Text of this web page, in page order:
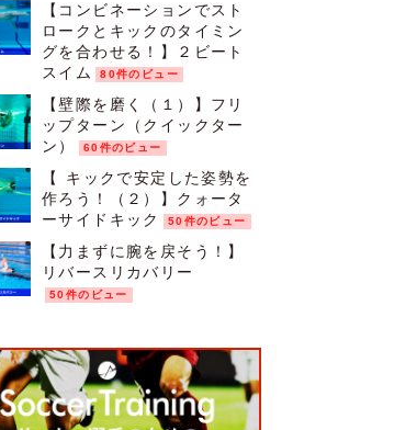
【コンビネーションでスト
ロークとキックのタイミン
グを合わせる！】２ビート
スイム
80件のビュー
【壁際を磨く（１）】フリ
ップターン（クイックター
ン）
60件のビュー
【 キックで安定した姿勢を
作ろう！（２）】クォータ
ーサイドキック
50件のビュー
【力まずに腕を戻そう！】
リバースリカバリー
50件のビュー